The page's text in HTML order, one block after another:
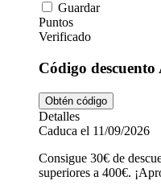
Guardar
Puntos
Verificado
Código
Obtén código
Detalles
Caduca el 11/09/2026
Consigue 30€ de
superiores a 400€.